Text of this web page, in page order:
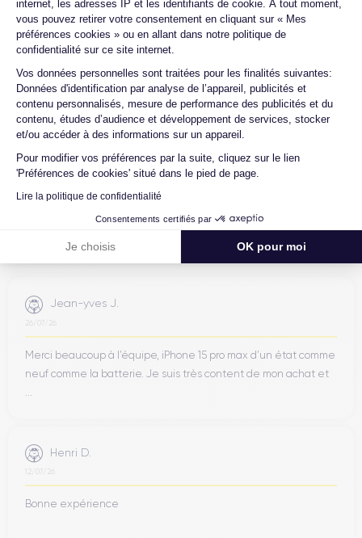
internet, les adresses IP et les identifiants de cookie. À tout moment,
vous pouvez retirer votre consentement en cliquant sur « Mes
préférences cookies » ou en allant dans notre politique de
confidentialité sur ce site internet.
Vos données personnelles sont traitées pour les finalités suivantes:
Données d'identification par analyse de l’appareil, publicités et
contenu personnalisés, mesure de performance des publicités et du
contenu, études d’audience et développement de services, stocker
et/ou accéder à des informations sur un appareil.
Pour modifier vos préférences par la suite, cliquez sur le lien
'Préférences de cookies' situé dans le pied de page.
Lire la politique de confidentialité
Consentements certifiés par
Je choisis OK pour moi
Axeptio consent
Avec4.6/5
Certideal est en tête des sites de
reconditionnement.
4.6/5
Excellent
Jean-yves J.
26/07/26
Merci beaucoup à l’équipe, iPhone 15 pro max d’un état comme
neuf comme la batterie. Je suis très content de mon achat et
Henri D.
12/07/26
Bonne expérience